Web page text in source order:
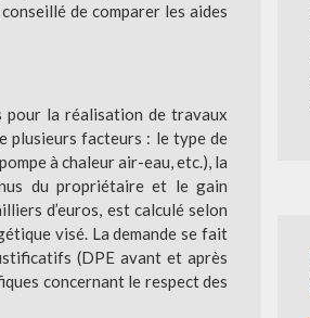
de comparer les aides
pour la réalisation de travaux
plusieurs facteurs : le type de
à chaleur air-eau, etc.), la
du propriétaire et le gain
d’euros, est calculé selon
visé. La demande se fait
(DPE avant et après
concernant le respect des